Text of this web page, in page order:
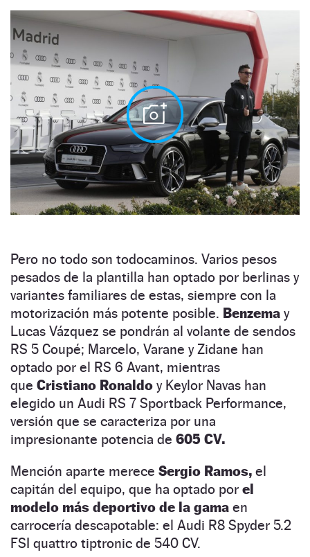
Pero no todo son todocaminos. Varios pesos
pesados de la plantilla han optado por berlinas y
variantes familiares de estas, siempre con la
motorización más potente posible. Benzema y
Lucas Vázquez se pondrán al volante de sendos
RS 5 Coupé; Marcelo, Varane y Zidane han
optado por el RS 6 Avant, mientras
que Cristiano Ronaldo y Keylor Navas han
elegido un Audi RS 7 Sportback Performance,
versión que se caracteriza por una
impresionante potencia de 605 CV.
Mención aparte merece Sergio Ramos, el
capitán del equipo, que ha optado por el
modelo más deportivo de la gama en
carrocería descapotable: el Audi R8 Spyder 5.2
FSI quattro tiptronic de 540 CV.